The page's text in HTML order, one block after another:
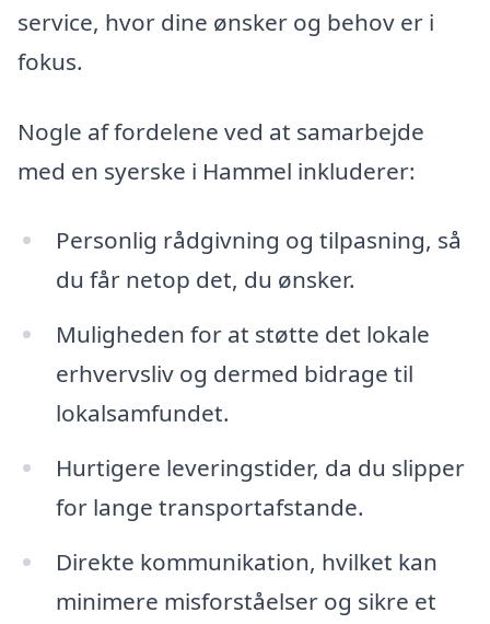
service, hvor dine ønsker og behov er i
fokus.
Nogle af fordelene ved at samarbejde
med en syerske i Hammel inkluderer:
Personlig rådgivning og tilpasning, så
du får netop det, du ønsker.
Muligheden for at støtte det lokale
erhvervsliv og dermed bidrage til
lokalsamfundet.
Hurtigere leveringstider, da du slipper
for lange transportafstande.
Direkte kommunikation, hvilket kan
minimere misforståelser og sikre et